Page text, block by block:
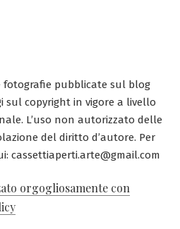
pubblicate sul blog
copyright in vigore a livello
L’uso non autorizzato delle
del diritto d’autore. Per
cassettiaperti.arte@gmail.com
orgogliosamente con